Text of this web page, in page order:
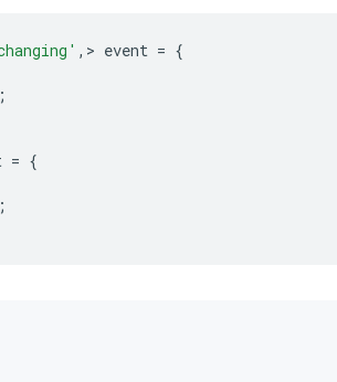
, > event = {
= {